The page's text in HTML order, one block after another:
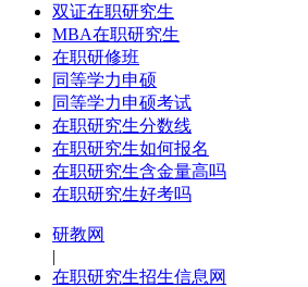
双证在职研究生
MBA在职研究生
在职研修班
同等学力申硕
同等学力申硕考试
在职研究生分数线
在职研究生如何报名
在职研究生含金量高吗
在职研究生好考吗
研教网
|
在职研究生招生信息网